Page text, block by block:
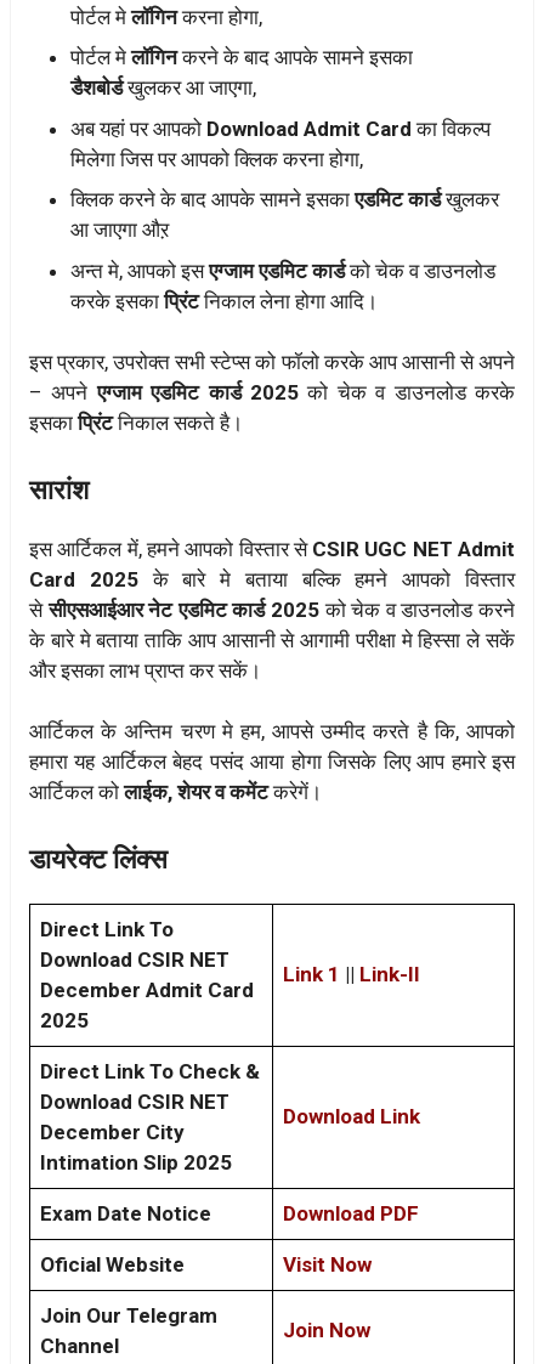
पोर्टल मेलॉगिनकरना होगा,
पोर्टल मेलॉगिनकरने के बाद आपके सामने इसका
डैशबोर्डखुलकर आ जाएगा,
अब यहां पर आपको Download Admit Cardका विकल्प
मिलेगा जिस पर आपको क्लिक करना होगा,
क्लिक करने के बाद आपके सामने इसकाएडमिट कार्डखुलकर
आ जाएगा औऱ
अन्त मे, आपको इसएग्जाम एडमिट कार्डको चेक व डाउनलोड
करके इसकाप्रिंटनिकाल लेना होगा आदि।
इस प्रकार, उपरोक्त सभी स्टेप्स को फॉलो करके आप आसानी से अपने
– अपनेएग्जाम एडमिट कार्ड 2025को चेक व डाउनलोड करके
इसकाप्रिंटनिकाल सकते है।
सारांश
इस आर्टिकल में, हमने आपको विस्तार से CSIR UGC NET Admit
Card 2025 के बारे मे बताया बल्कि हमने आपको विस्तार
सेसीएसआईआर नेट एडमिट कार्ड 2025को चेक व डाउनलोड करने
के बारे मे बताया ताकि आप आसानी से आगामी परीक्षा मे हिस्सा ले सकें
और इसका लाभ प्राप्त कर सकें।
आर्टिकल के अन्तिम चरण मे हम, आपसे उम्मीद करते है कि, आपको
हमारा यह आर्टिकल बेहद पसंद आया होगा जिसके लिए आप हमारे इस
आर्टिकल कोलाईक, शेयर व कमेंटकरेगें।
डायरेक्ट लिंक्स
Direct Link To
Download CSIR NET
December Admit Card
2025
Link 1 || Link-II
Direct Link To Check &
Download CSIR NET
December City
Intimation Slip 2025
Download Link
Exam Date Notice Download PDF
Oficial Website Visit Now
Join Our Telegram
Channel
Join Now